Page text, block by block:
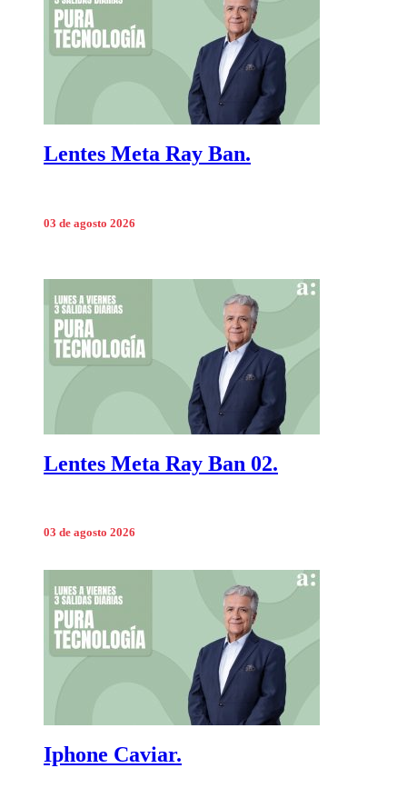
Lentes Meta Ray Ban.
03 de agosto 2026
Lentes Meta Ray Ban 02.
03 de agosto 2026
Iphone Caviar.